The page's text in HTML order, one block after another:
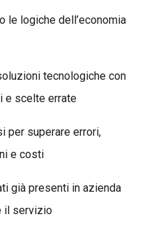
le logiche dell’economia
tecnologiche con
e scelte errate
per superare errori,
e costi
già presenti in azienda
il servizio